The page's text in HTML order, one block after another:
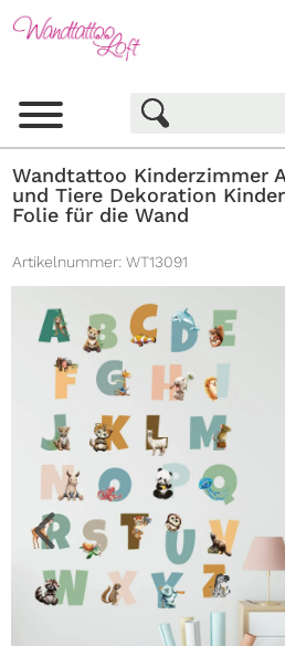
Wandtattoo Kinderzimmer
und Tiere Dekoration
Folie für die Wand
Artikelnummer: WT13091